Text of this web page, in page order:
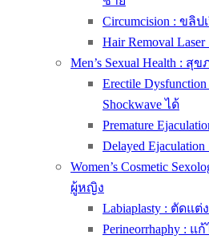
Circumcision : ขลิ
Hair Removal
Men’s Sexual Health :
Erectile
Shockwave ได้
Premature
Delayed
Women’s Cosmetic
ผู้หญิง
Labiaplasty : ตัดแ
Perineorrhaphy :